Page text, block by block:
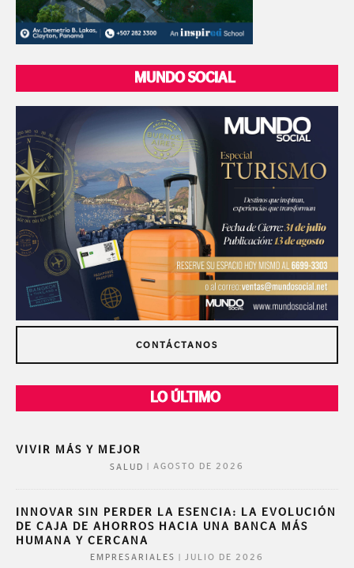
MUNDO SOCIAL
CONTÁCTANOS
LO ÚLTIMO
VIVIR MÁS Y MEJOR
SALUD AGOSTO DE 2026
INNOVAR SIN PERDER LA ESENCIA: LA EVOLUCIÓN
DE CAJA DE AHORROS HACIA UNA BANCA MÁS
HUMANA Y CERCANA
EMPRESARIALES JULIO DE 2026